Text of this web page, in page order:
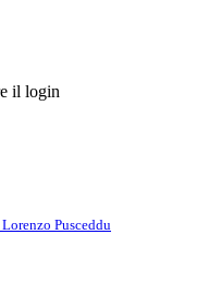
il login
Lorenzo Pusceddu